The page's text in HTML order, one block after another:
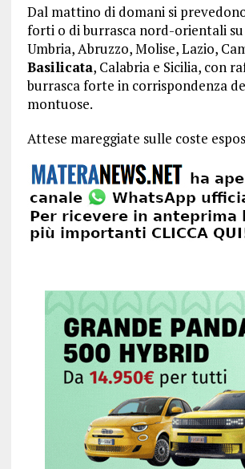
Dal mattino di domani si
forti o di burrasca nord-orientali
Umbria, Abruzzo, Molise, Lazio,
Basilicata, Calabria e Sicilia, con
burrasca forte in corrispondenza
montuose.
Attese mareggiate sulle coste